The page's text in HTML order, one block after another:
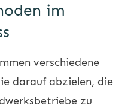
im
verschiedene
darauf abzielen, die
zu